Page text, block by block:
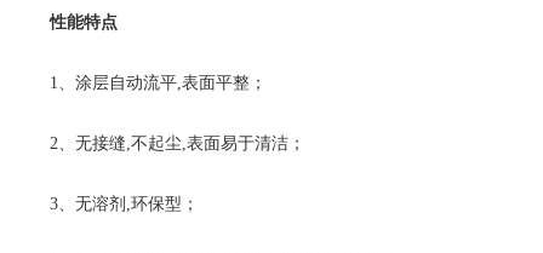
性能特点
1、涂层自动流平,表面平整；
2、无接缝,不起尘,表面易于清洁；
3、无溶剂,环保型；